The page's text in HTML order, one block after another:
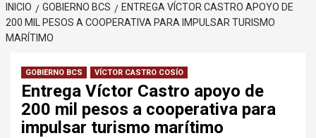
INICIO GOBIERNO BCS
ENTREGA VÍCTOR CASTRO APOYO DE
200 MIL PESOS A COOPERATIVA PARA IMPULSAR TURISMO
MARÍTIMO
GOBIERNO BCS VÍCTOR CASTRO COSÍO
Entrega Víctor Castro apoyo de
200 mil pesos a cooperativa para
impulsar turismo marítimo